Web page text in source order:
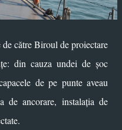
către Biroul de proiectare
din cauza undei de șoc
de pe punte aveau
de ancorare, instalația de